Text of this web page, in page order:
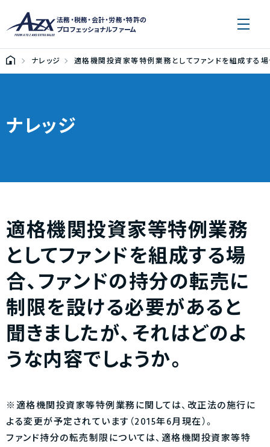
法務・税務・会計・労務・特許の
プロフェッショナルファーム
ナレッジ 適格機関投資家等特例業務としてファンドを組成する
ナレッジ
適格機関投資家等特例業務
としてファンドを組成する場
合、ファンドの持分の転売に
制限を設ける必要があると
聞きましたが、それはどのよ
うな内容でしょうか。
※適格機関投資家等特例業務に関しては、改正法の施行に
よる変更が予定されています（2015年6月現在）。
ファンド持分の転売制限については、適格機関投資家等特